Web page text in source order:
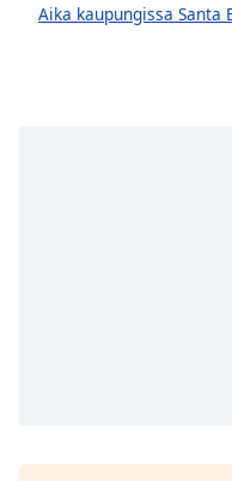
Aika kaupungissa Santa